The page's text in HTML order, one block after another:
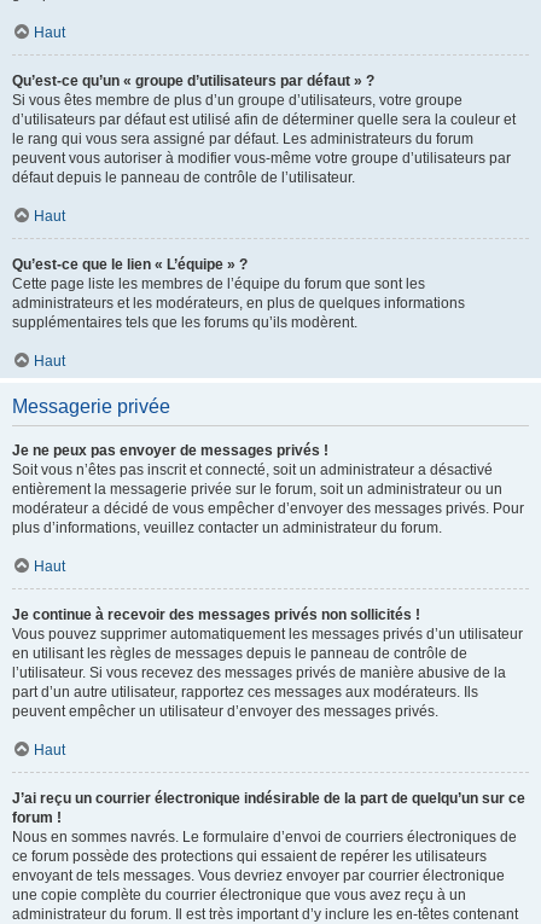
Haut
Qu’est-ce qu’un « groupe d’utilisateurs par défaut » ?
Si vous êtes membre de plus d’un groupe d’utilisateurs, votre groupe
d’utilisateurs par défaut est utilisé afin de déterminer quelle sera la couleur et
le rang qui vous sera assigné par défaut. Les administrateurs du forum
peuvent vous autoriser à modifier vous-même votre groupe d’utilisateurs par
défaut depuis le panneau de contrôle de l’utilisateur.
Haut
Qu’est-ce que le lien « L’équipe » ?
Cette page liste les membres de l’équipe du forum que sont les
administrateurs et les modérateurs, en plus de quelques informations
supplémentaires tels que les forums qu’ils modèrent.
Haut
Messagerie privée
Je ne peux pas envoyer de messages privés !
Soit vous n’êtes pas inscrit et connecté, soit un administrateur a désactivé
entièrement la messagerie privée sur le forum, soit un administrateur ou un
modérateur a décidé de vous empêcher d’envoyer des messages privés. Pour
plus d’informations, veuillez contacter un administrateur du forum.
Haut
Je continue à recevoir des messages privés non sollicités !
Vous pouvez supprimer automatiquement les messages privés d’un utilisateur
en utilisant les règles de messages depuis le panneau de contrôle de
l’utilisateur. Si vous recevez des messages privés de manière abusive de la
part d’un autre utilisateur, rapportez ces messages aux modérateurs. Ils
peuvent empêcher un utilisateur d’envoyer des messages privés.
Haut
J’ai reçu un courrier électronique indésirable de la part de quelqu’un sur ce
forum !
Nous en sommes navrés. Le formulaire d’envoi de courriers électroniques de
ce forum possède des protections qui essaient de repérer les utilisateurs
envoyant de tels messages. Vous devriez envoyer par courrier électronique
une copie complète du courrier électronique que vous avez reçu à un
administrateur du forum. Il est très important d’y inclure les en-têtes contenant